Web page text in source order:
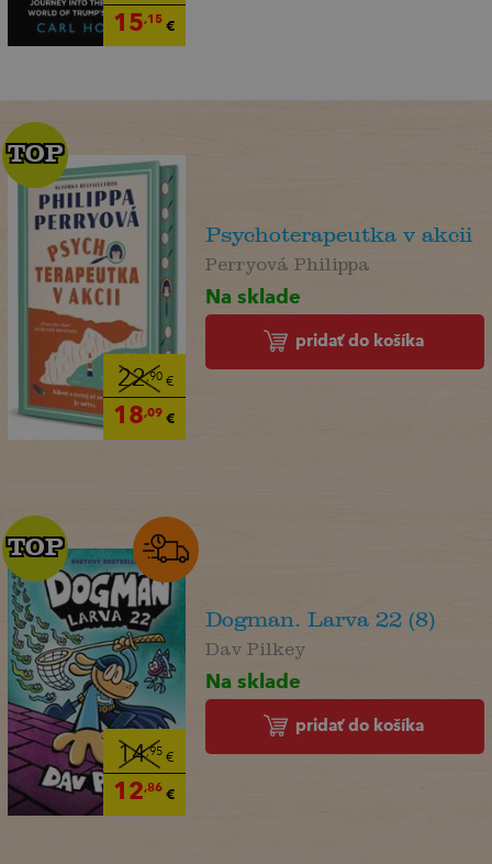
15,15€
22,90€
18,09€
TOP
TOP
Psychoterapeutka v akcii
Perryová Philippa
Na sklade
pridať do košíka
14,95€
12,86€
TOP
TOP
Dogman. Larva 22 (8)
Dav Pilkey
Na sklade
pridať do košíka